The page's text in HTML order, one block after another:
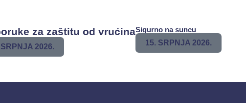
za zaštitu od vrućina
2026.
Sigurno na suncu
15. SRPNJA 2026.